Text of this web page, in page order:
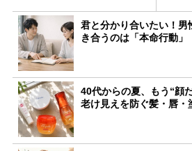
君と分かり合いたい！男
き合うのは「本命行動」
40代からの夏、もう“顔
老け見えを防ぐ髪・唇・